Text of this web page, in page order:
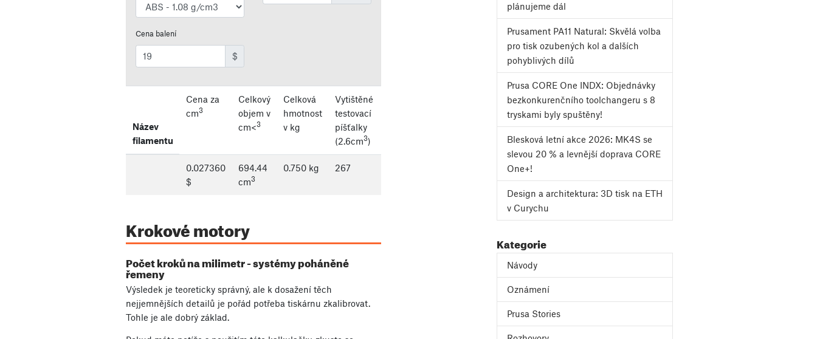
Cena balení
$
Název
filamentu
Cena za
cm3
Celkový
objem v
cm<3
Celková
hmotnost
v kg
Vytištěné
testovací
píšťalky
(2.6cm3)
0.027360
$
694.44
cm3
0.750kg 267
Krokové motory
Počet kroků na milimetr - systémy poháněné
řemeny
Výsledek je teoreticky správný, ale k dosažení těch
nejjemnějších detailů je pořád potřeba tiskárnu zkalibrovat.
Tohle je ale dobrý základ.
plánujeme dál
Prusament PA11 Natural: Skvělá volba
pro tisk ozubených kol a dalších
pohyblivých dílů
Prusa CORE One INDX: Objednávky
bezkonkurenčního toolchangeru s 8
tryskami byly spuštěny!
Blesková letní akce 2026: MK4S se
slevou 20 % a levnější doprava CORE
One+!
Design a architektura: 3D tisk na ETH
v Curychu
Kategorie
Návody
Oznámení
Prusa Stories